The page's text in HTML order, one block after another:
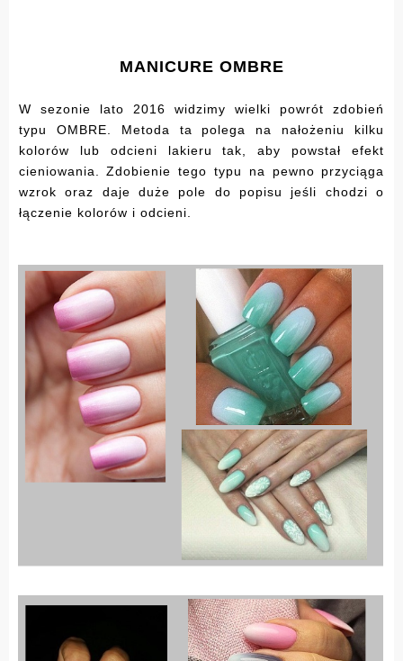
MANICURE OMBRE
W sezonie lato 2016 widzimy wielki powrót zdobień
typu OMBRE. Metoda ta polega na nałożeniu kilku
kolorów lub odcieni lakieru tak, aby powstał efekt
cieniowania. Zdobienie tego typu na pewno przyciąga
wzrok oraz daje duże pole do popisu jeśli chodzi o
łączenie kolorów i odcieni.